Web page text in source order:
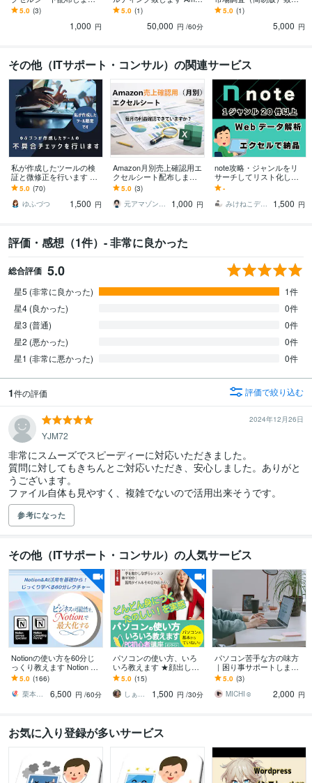
トランザクションのデー
タ把握しにくくありませ
5.0 (3)
1,000 円
on売上加速ベーシックプ
ラン
5.0 (1)
50,000 円 /60分
ます 新規導入ご検討に！
商品リサーチ用にご活用
5.0 (1)
5,000 円
その他（ITサポート・コンサル）の関連サービス
私が作成したツールの検
証と微修正を行います ツ
ールの不具合検証と軽微
な仕様変更に対応します
5.0 (70)
ゆふづつ
1,500 円
Amazon月別売上確認用エ
クセルシート配布します
トランザクションのデー
タ把握しにくくありませ
んか？
5.0 (3)
元アマゾン社員＆現セラー運営コンサル
1,000 円
note攻略・ジャンルをリ
サーチしてリスト化しま
す キーワードからでも競
合分析リストをオーダー
メイド作成します
-
みけねこデザイン
1,500 円
評価・感想（1件）- 非常に良かった
総合評価 5.0
星5 (非常に良かった)
1件
星4 (良かった)
0件
星3 (普通)
0件
星2 (悪かった)
0件
星1 (非常に悪かった)
0件
1件の評価 評価で絞り込む
2024年12月26日
YJM72
非常にスムーズでスピーディーに対応いただきました。
質問に対してもきちんとご対応いただき、安心しました。ありがと
うございます。
参考になった
その他（ITサポート・コンサル）の人気サービス
Notionの使い方を60分じ
っくり教えます Notion AI
活用を徹底サポート！認
定コンサルの個別指導
5.0 (166)
栗本｜ Notion公認コンサルタント
6,500 円 /60分
パソコンの使い方、いろ
いろ教えます ★顔出し不
要！操作の悩みを解決♪
5.0 (15)
しぁお（Xiao）
1,500 円 /30分
パソコン苦手な方の味方
｜困り事サポートします
やり方がわからない、設
定ができないなどご相談
ください◎
5.0 (3)
MICHI☺︎
2,000 円
お気に入り登録が多いサービス